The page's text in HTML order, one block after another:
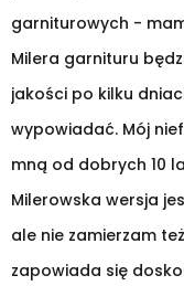
garniturowych -
Milera garnituru
jakości po kilku
wypowiadać. Mój
mną od dobrych 10
Milerowska wersja
ale nie zamierzam
zapowiada się